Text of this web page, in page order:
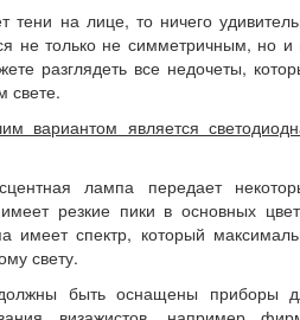
тени на лице, то ничего
не только не симметричным, но и
разглядеть все недочеты,
свете.
вариантом является
лампа передает
резкие пики в основных
имеет спектр, который
свету.
быть оснащены приборы